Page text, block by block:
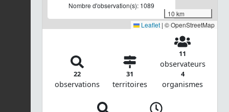
Nombre d'observation(s): 1089
10 km
Leaflet | © OpenStreetMap
22
observations
31
territoires
11
observateurs
4
organismes